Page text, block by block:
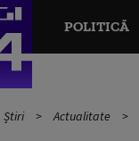
POLITICĂ
Știri Actualitate